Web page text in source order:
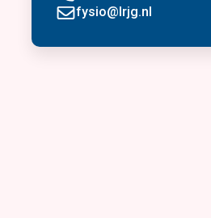
fysio@lrjg.nl